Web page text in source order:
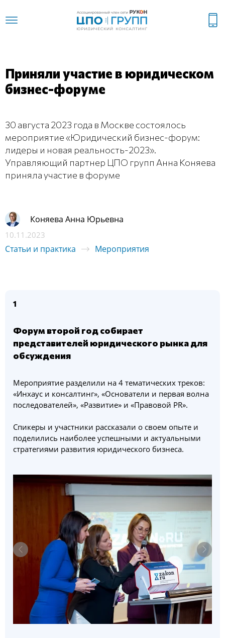
Приняли участие в юридическом
бизнес-форуме
30 августа 2023 года в Москве состоялось
мероприятие «Юридический бизнес-форум:
лидеры и новая реальность-2023».
Управляющий партнер ЦПО групп Анна Коняева
приняла участие в форуме
Коняева Анна Юрьевна
10.11.2023
Статьи и практика Мероприятия
1
Форум второй год собирает
представителей юридического рынка для
обсуждения
Мероприятие разделили на 4 тематических треков:
«Инхаус и консалтинг», «Основатели и первая волна
последователей», «Развитие» и «Правовой PR».
Спикеры и участники рассказали о своем опыте и
поделились наиболее успешными и актуальными
стратегиями развития юридического бизнеса.